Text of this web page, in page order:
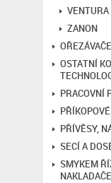
VENTURA
ZANON
OSTATNÍ
PRACOVNÍ
PŘÍVĚSY,
SECÍ A
SMYKEM
NAKLADAČE